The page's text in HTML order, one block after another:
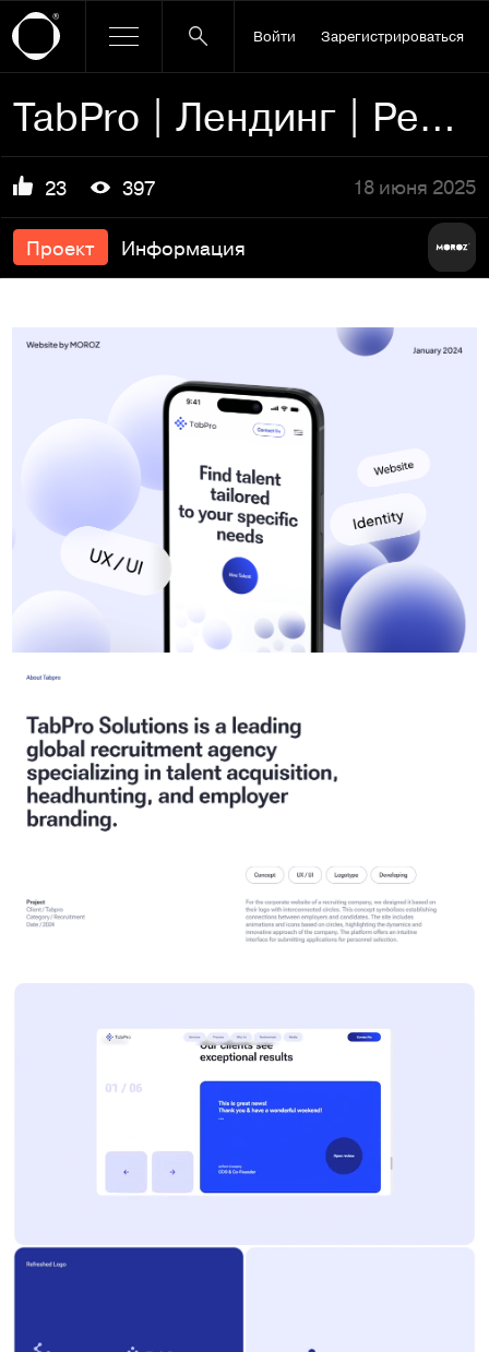
Войти Зарегистрироваться
TabPro | Лендинг | Рекрутинговое агентство
23 397 18 июня 2025
Проект Информация